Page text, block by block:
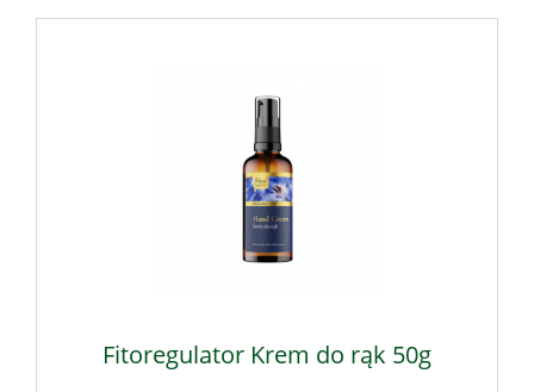
Fitoregulator Krem do rąk 50g